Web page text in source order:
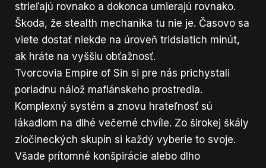
strieľajú rovnako a dokonca umierajú rovnako.
Škoda, že stealth mechanika tu nie je. Časovo sa
viete dostať niekde na úroveň tridsiatich minút,
ak hráte na vyššiu obťažnosť.
Tvorcovia Empire of Sin si pre nás prichystali
poriadnu nálož mafiánskeho prostredia.
Komplexný systém a znovu hrateľnosť sú
lákadlom na dlhé večerné chvíle. Zo širokej škály
zločineckých skupín si každý vyberie to svoje.
Všade prítomné konšpirácie alebo dlho